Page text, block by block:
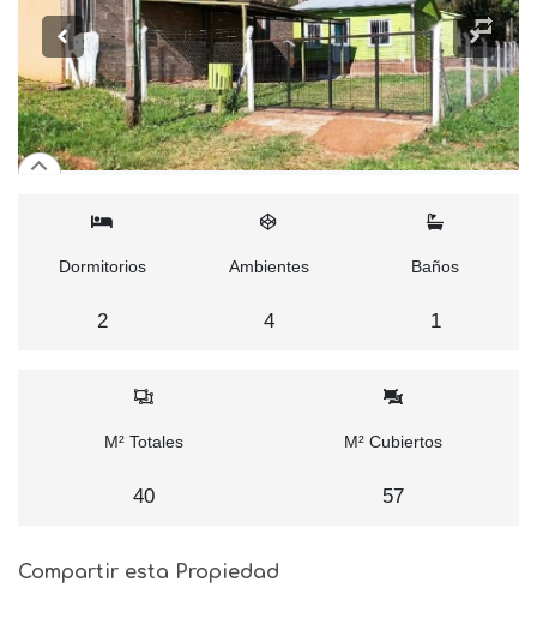
Dormitorios
2
Ambientes
4
Baños
1
M² Totales
40
M² Cubiertos
57
Compartir esta Propiedad